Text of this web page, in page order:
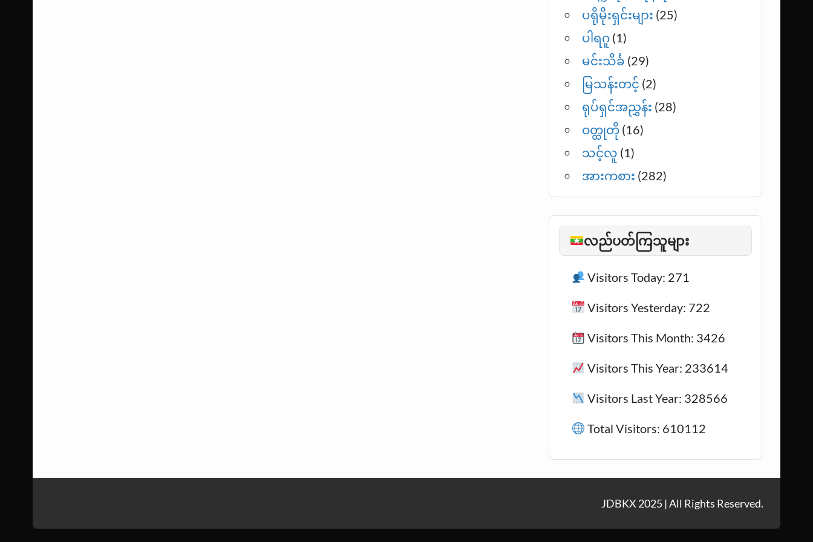
ပရိုမိုးရှင်းများ (25)
ပါရဂူ (1)
မင်းသိင်္ခ (29)
မြသန်းတင့် (2)
ရုပ်ရှင်အညွှန်း (28)
ဝတ္ထုတို (16)
သင့်လူ (1)
အားကစား (282)
လည်ပတ်ကြသူများ
Visitors Today: 271
Visitors Yesterday: 722
Visitors This Month: 3426
Visitors This Year: 233614
Visitors Last Year: 328566
Total Visitors: 610112
JDBKX 2025 | All Rights Reserved.